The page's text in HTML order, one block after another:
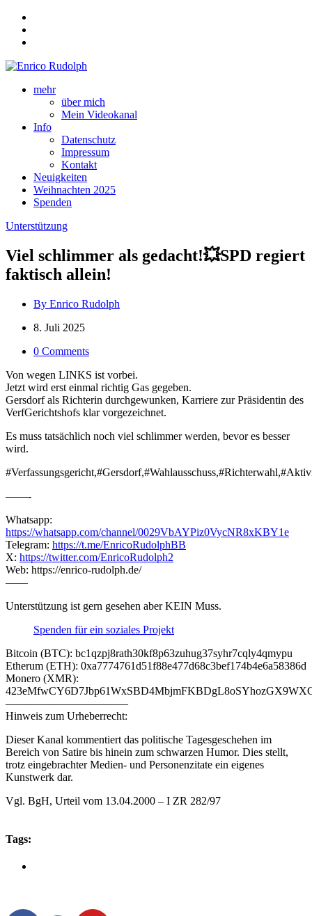
mehr
über mich
Mein Videokanal
Info
Datenschutz
Impressum
Kontakt
Neuigkeiten
Weihnachten 2025
Spenden
Unterstützung
Viel schlimmer als gedacht!💥SPD regiert
faktisch allein!
By Enrico Rudolph
8. Juli 2025
0 Comments
Von wegen LINKS ist vorbei.
Jetzt wird erst einmal richtig Gas gegeben.
Gersdorf als Richterin durchgewunken, Karriere zur Präsidentin des
VerfGerichtshofs klar vorgezeichnet.
Es muss tatsächlich noch viel schlimmer werden, bevor es besser
wird.
——-
Whatsapp:
https://whatsapp.com/channel/0029VbAYPiz0VycNR8xKBY1e
Telegram: https://t.me/EnricoRudolphBB
X: https://twitter.com/EnricoRudolph2
Web: https://enrico-rudolph.de/
——
Unterstützung ist gern gesehen aber KEIN Muss.
Spenden für ein soziales Projekt
Bitcoin (BTC): bc1qzpj8rath30kf8p63zuhug37syhr7cqly4qmypu
Etherum (ETH): 0xa7774761d51f88e477d68c3bef174b4e6a58386d
Monero (XMR):
———————————
Hinweis zum Urheberrecht:
Dieser Kanal kommentiert das politische Tagesgeschehen im
Bereich von Satire bis hinein zum schwarzen Humor. Dies stellt,
trotz eingebrachter Medien- und Personenzitate ein eigenes
Kunstwerk dar.
Vgl. BgH, Urteil vom 13.04.2000 – I ZR 282/97
Tags: